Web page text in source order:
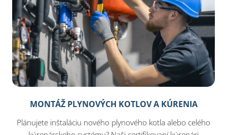
MONTÁŽ PLYNOVÝCH KOTLOV A KÚRENIA
Plánujete inštaláciu nového plynového kotla alebo celého